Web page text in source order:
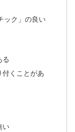
ック」の良い
る
付くことがあ
い